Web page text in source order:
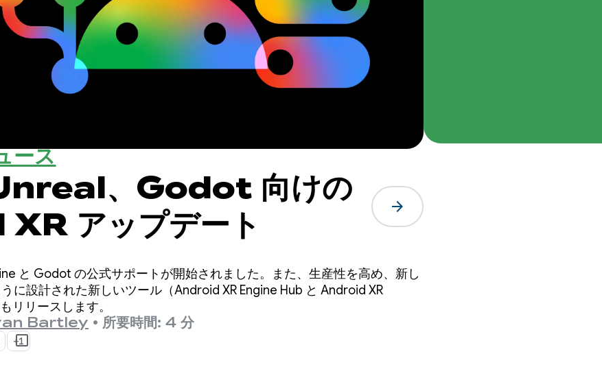
ース
、Godot 向けの
アップデート
arrow_forward
と Godot の公式サポートが開始されました。また、生産性を高め、新し
に設計された新しいツール（Android XR Engine Hub と Android XR
リリースします。
Bartley • 所要時間: 4 分
+1